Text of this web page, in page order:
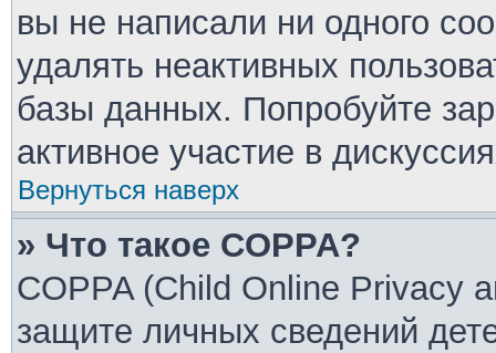
вы не написали ни одного
удалять неактивных
базы данных. Попробуйте
активное участие в
Вернуться наверх
» Что такое COPPA?
COPPA (Child Online Privacy
защите личных сведений